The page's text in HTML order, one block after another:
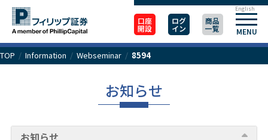
口座
開設
ログ
イン
商品
一覧 MENU
English
TOP / Information / Webseminar / 8594
お知らせ
お知らせ